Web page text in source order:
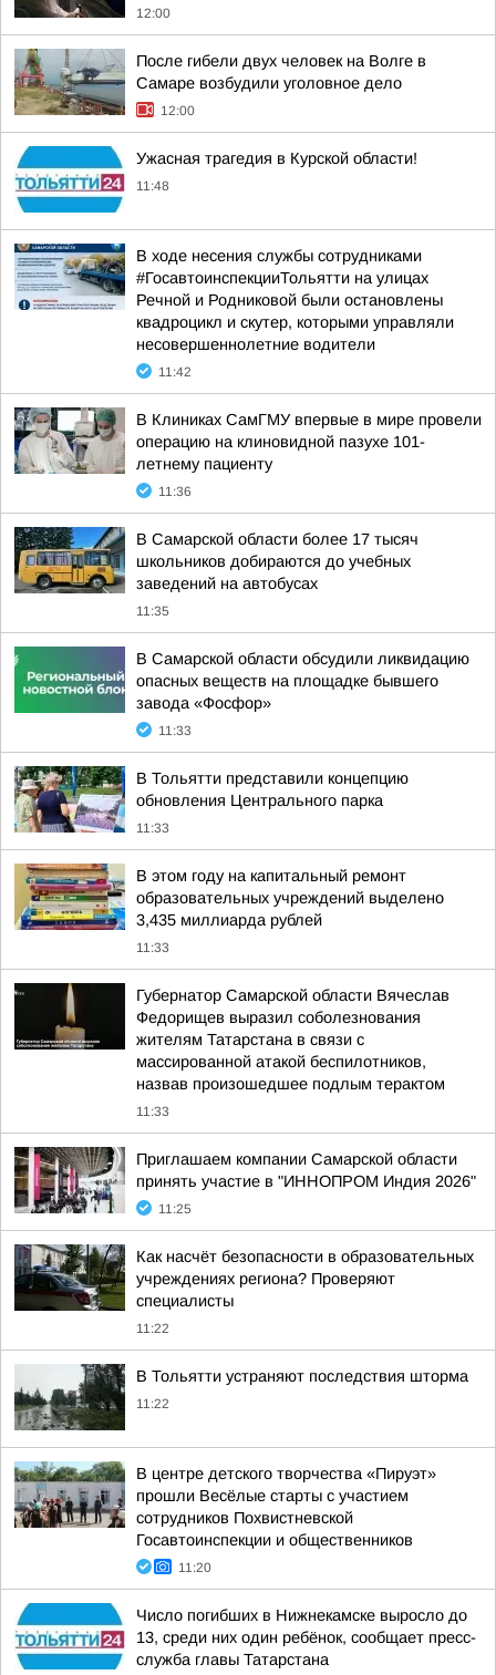
12:00
После гибели двух человек на Волге в
Самаре возбудили уголовное дело
12:00
Ужасная трагедия в Курской области!
11:48
В ходе несения службы сотрудниками
#ГосавтоинспекцииТольятти на улицах
Речной и Родниковой были остановлены
квадроцикл и скутер, которыми управляли
несовершеннолетние водители
11:42
В Клиниках СамГМУ впервые в мире провели
операцию на клиновидной пазухе 101-
летнему пациенту
11:36
В Самарской области более 17 тысяч
школьников добираются до учебных
заведений на автобусах
11:35
В Самарской области обсудили ликвидацию
опасных веществ на площадке бывшего
завода «Фосфор»
11:33
В Тольятти представили концепцию
обновления Центрального парка
11:33
В этом году на капитальный ремонт
образовательных учреждений выделено
3,435 миллиарда рублей
11:33
Губернатор Самарской области Вячеслав
Федорищев выразил соболезнования
жителям Татарстана в связи с
массированной атакой беспилотников,
назвав произошедшее подлым терактом
11:33
Приглашаем компании Самарской области
принять участие в "ИННОПРОМ Индия 2026"
11:25
Как насчёт безопасности в образовательных
учреждениях региона? Проверяют
специалисты
11:22
В Тольятти устраняют последствия шторма
11:22
В центре детского творчества «Пируэт»
прошли Весёлые старты с участием
сотрудников Похвистневской
Госавтоинспекции и общественников
11:20
Число погибших в Нижнекамске выросло до
13, среди них один ребёнок, сообщает пресс-
служба главы Татарстана